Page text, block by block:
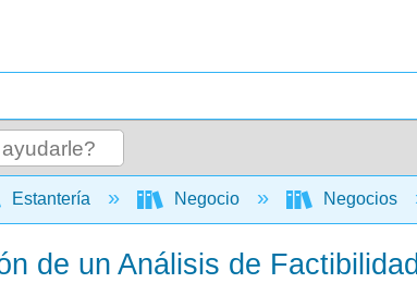
jerarquía global
Estantería Negocio Negocios
de un Análisis de Factibilidad